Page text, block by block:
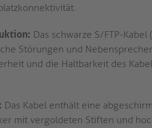
Das schwarze S/FTP-
Störungen und
und die Haltbarkeit des
Das Kabel enthält eine
mit vergoldeten Stiften und